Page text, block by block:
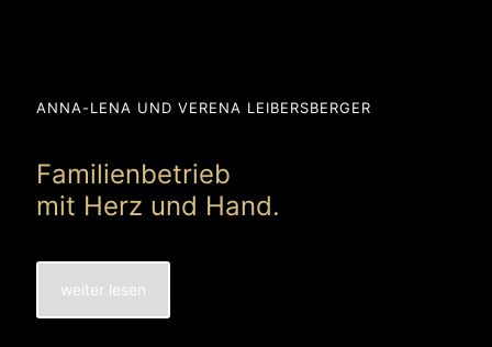
ANNA-LENA UND VERENA LEIBERSBERGER
Familienbetrieb
mit Herz und Hand.
weiter lesen